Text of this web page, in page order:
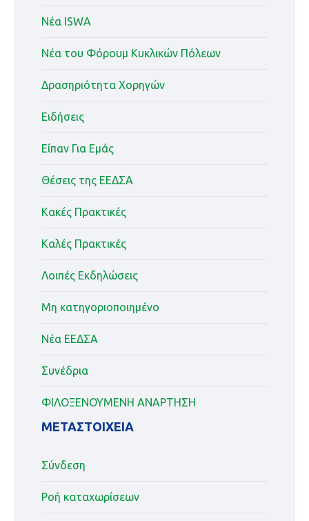
Nέα ISWA
Nέα του Φόρουμ Κυκλικών Πόλεων
Δρασηριότητα Χορηγών
Ειδήσεις
Είπαν Για Εμάς
Θέσεις της ΕΕΔΣΑ
Κακές Πρακτικές
Καλές Πρακτικές
Λοιπές Εκδηλώσεις
Μη κατηγοριοποιημένο
Νέα ΕΕΔΣΑ
Συνέδρια
ΦΙΛΟΞΕΝΟΥΜΕΝΗ ΑΝΑΡΤΗΣΗ
ΜΕΤΑΣΤΟΙΧΕΊΑ
Σύνδεση
Ροή καταχωρίσεων